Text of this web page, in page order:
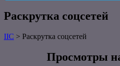
Раскрутка соцсетей
IIC > Раскрутка соцсетей
Просмотры